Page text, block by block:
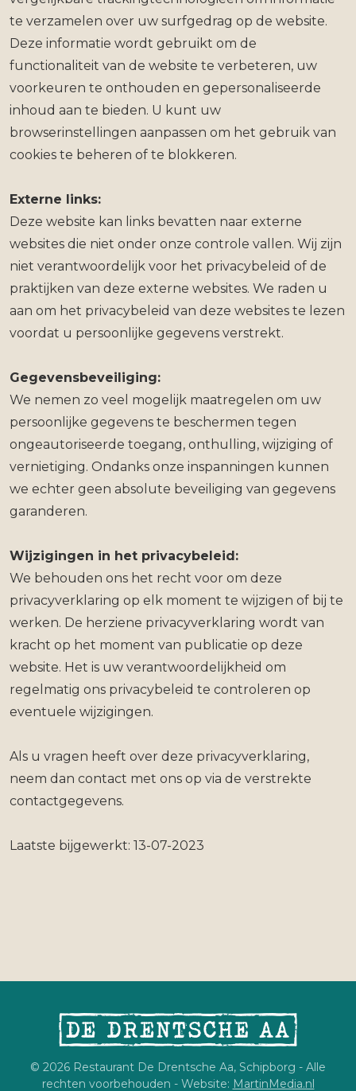
te verzamelen over uw surfgedrag op de website.
Deze informatie wordt gebruikt om de
functionaliteit van de website te verbeteren, uw
voorkeuren te onthouden en gepersonaliseerde
inhoud aan te bieden. U kunt uw
browserinstellingen aanpassen om het gebruik van
cookies te beheren of te blokkeren.
Externe links:
Deze website kan links bevatten naar externe
websites die niet onder onze controle vallen. Wij zijn
niet verantwoordelijk voor het privacybeleid of de
praktijken van deze externe websites. We raden u
aan om het privacybeleid van deze websites te lezen
voordat u persoonlijke gegevens verstrekt.
Gegevensbeveiliging:
We nemen zo veel mogelijk maatregelen om uw
persoonlijke gegevens te beschermen tegen
ongeautoriseerde toegang, onthulling, wijziging of
vernietiging. Ondanks onze inspanningen kunnen
we echter geen absolute beveiliging van gegevens
garanderen.
Wijzigingen in het privacybeleid:
We behouden ons het recht voor om deze
privacyverklaring op elk moment te wijzigen of bij te
werken. De herziene privacyverklaring wordt van
kracht op het moment van publicatie op deze
website. Het is uw verantwoordelijkheid om
regelmatig ons privacybeleid te controleren op
eventuele wijzigingen.
Als u vragen heeft over deze privacyverklaring,
neem dan contact met ons op via de verstrekte
contactgegevens.
Laatste bijgewerkt: 13-07-2023
© 2026 Restaurant De Drentsche Aa, Schipborg - Alle
rechten voorbehouden - Website: MartinMedia.nl